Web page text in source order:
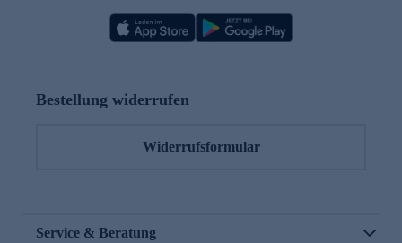
Bestellung widerrufen
Widerrufsformular
Service & Beratung